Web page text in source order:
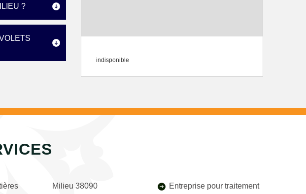
?
indisponible
Milieu 38090
Entreprise pour traitement